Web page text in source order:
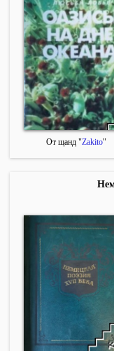
От щанд "Zakito"